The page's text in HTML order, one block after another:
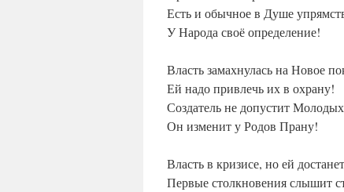
Есть и обычное в Душе
У Народа своё определение!
Власть замахнулась на Новое
Ей надо привлечь их в охрану!
Создатель не допустит
Он изменит у Родов Прану!
Власть в кризисе, но ей
Первые столкновения слышит